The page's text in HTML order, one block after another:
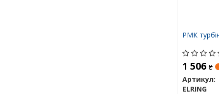
РМК
1 506 ₴
Артикул:
ELRING